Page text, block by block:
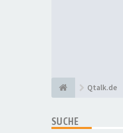
Qtalk.de
SUCHE